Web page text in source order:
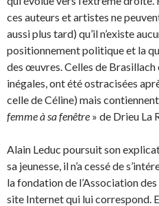
ces auteurs et artistes ne
aussi plus tard) qu’il n’existe
positionnement politique et la
des œuvres. Celles de Brasillach
inégales, ont été ostracisées
celle de Céline) mais
femme à sa fenêtre » de Drieu La
Alain Leduc poursuit son
sa jeunesse, il n’a cessé de
la fondation de l’Association
site Internet qui lui correspond.